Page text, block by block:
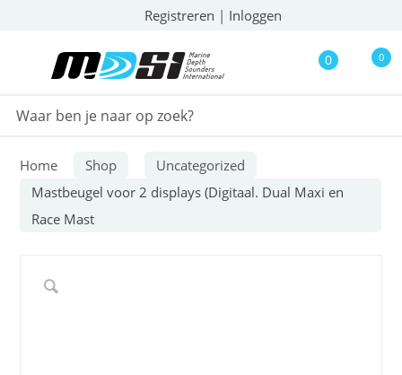
Registreren | Inloggen
0 0
Home Shop
Uncategorized
Mastbeugel voor 2 displays (Digitaal. Dual Maxi en
Race Mast